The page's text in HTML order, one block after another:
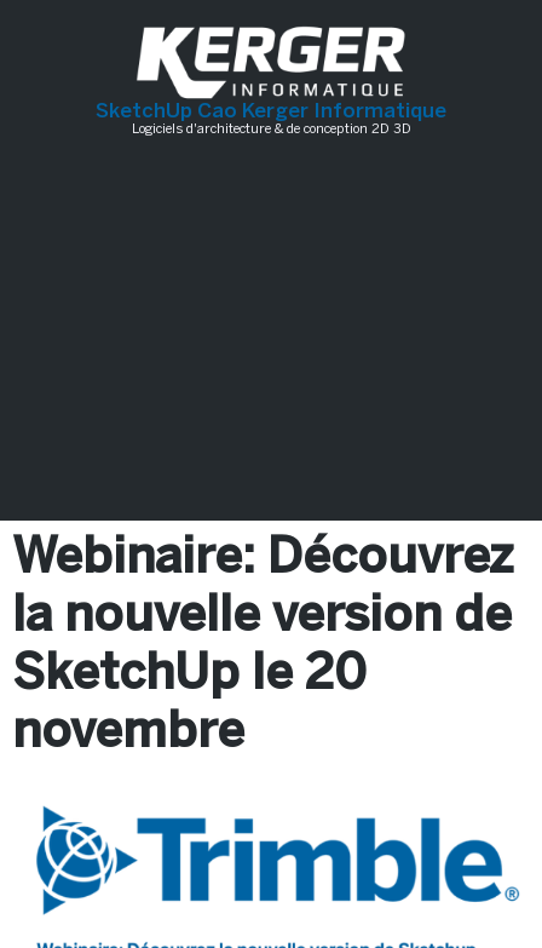
SketchUp Cao Kerger Informatique
Logiciels d'architecture & de conception 2D 3D
Webinaire: Découvrez
la nouvelle version de
SketchUp le 20
novembre